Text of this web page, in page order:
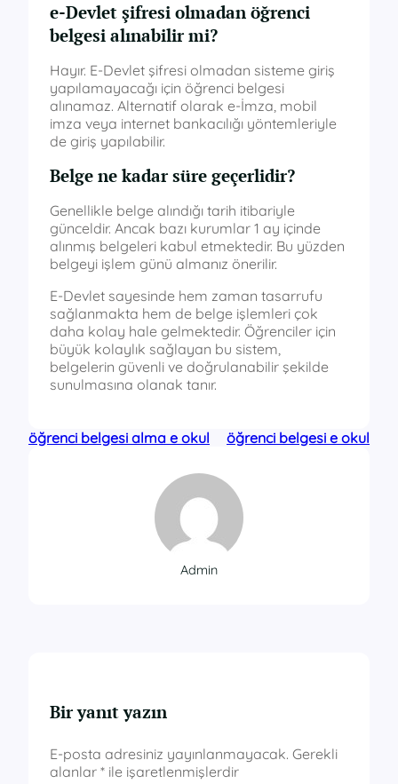
e-Devlet şifresi olmadan öğrenci
belgesi alınabilir mi?
Hayır. E-Devlet şifresi olmadan sisteme giriş
yapılamayacağı için öğrenci belgesi
alınamaz. Alternatif olarak e-İmza, mobil
imza veya internet bankacılığı yöntemleriyle
de giriş yapılabilir.
Belge ne kadar süre geçerlidir?
Genellikle belge alındığı tarih itibariyle
günceldir. Ancak bazı kurumlar 1 ay içinde
alınmış belgeleri kabul etmektedir. Bu yüzden
belgeyi işlem günü almanız önerilir.
E-Devlet sayesinde hem zaman tasarrufu
sağlanmakta hem de belge işlemleri çok
daha kolay hale gelmektedir. Öğrenciler için
büyük kolaylık sağlayan bu sistem,
belgelerin güvenli ve doğrulanabilir şekilde
sunulmasına olanak tanır.
öğrenci belgesi alma e okul öğrenci belgesi e okul
Admin
Bir yanıt yazın
E-posta adresiniz yayınlanmayacak. Gerekli
alanlar * ile işaretlenmişlerdir